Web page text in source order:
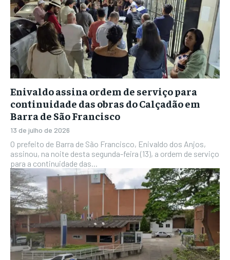
Enivaldo assina ordem de serviço para
continuidade das obras do Calçadão em
Barra de São Francisco
13 de julho de 2026
O prefeito de Barra de São Francisco, Enivaldo dos Anjos,
assinou, na noite desta segunda-feira (13), a ordem de serviço
para a continuidade das...